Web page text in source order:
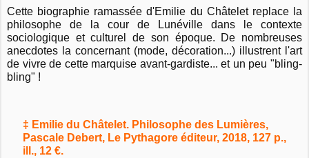
Cette biographie ramassée d'Emilie du Châtelet replace la
philosophe de la cour de Lunéville dans le contexte
sociologique et culturel de son époque. De nombreuses
anecdotes la concernant (mode, décoration...) illustrent l'art
de vivre de cette marquise avant-gardiste... et un peu "bling-
bling" !
‡ Emilie du Châtelet. Philosophe des Lumières,
Pascale Debert, Le Pythagore éditeur, 2018, 127 p.,
ill., 12 €.